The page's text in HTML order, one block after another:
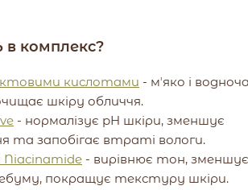
комплекс?
кислотами - мʼяко і
шкіру обличчя.
- нормалізує pH шкіри, зменшує
та запобігає втраті вологи.
- вирівнює тон, зменшує
покращує текстуру шкіри.